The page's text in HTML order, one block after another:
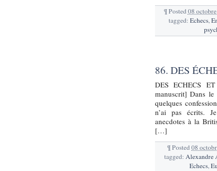
¶Posted08
tagged:Echecs,
86. DES
DES ECHECS
manuscrit] Dans
quelques
n’ai pas écrits.
anecdotes à la
[…]
¶Posted08
tagged:Alexandre
Echecs,